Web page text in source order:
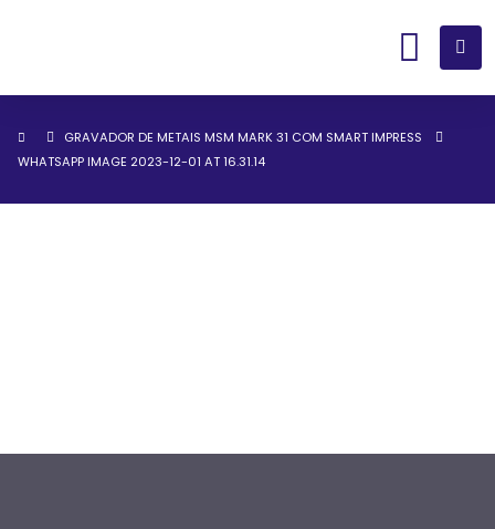
GRAVADOR DE METAIS MSM MARK 31 COM SMART IMPRESS
WHATSAPP IMAGE 2023-12-01 AT 16.31.14